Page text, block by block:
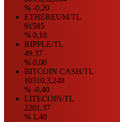
% -0,20
ETHEREUM/TL
91585
% 0,10
RIPPLE/TL
49.37
% 0,00
BITCOIN CASH/TL
10310.3,248
% -0,40
LITECOIN/TL
2201.37
% 1,40